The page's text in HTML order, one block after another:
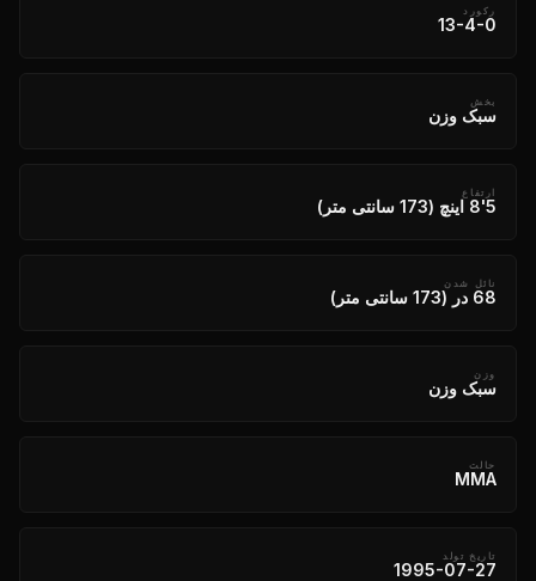
رکورد
13-4-0
بخش
سبک وزن
ارتفاع
5'8 اینچ (173 سانتی متر)
نائل شدن
68 در (173 سانتی متر)
وزن
سبک وزن
حالت
MMA
تاریخ تولد
1995-07-27